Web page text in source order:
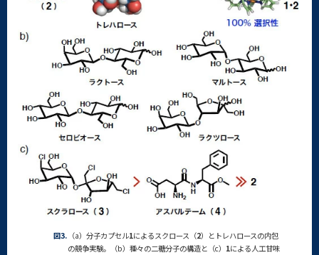
図3. （a）分子カプセル1によるスクロース（2）とトレハロースの内包
の競争実験。（b）種々の二糖分子の構造と（c） 1による人工甘味